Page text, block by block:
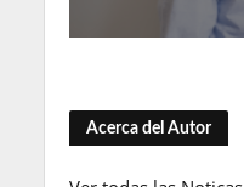
Acerca del Autor